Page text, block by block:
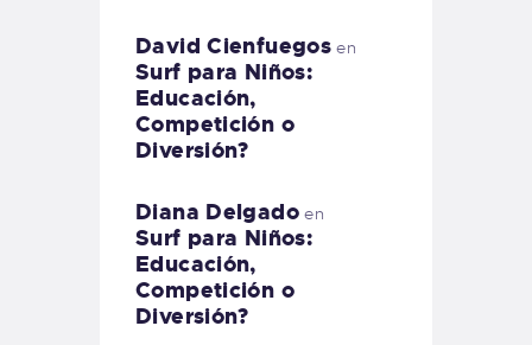
David Cienfuegos en
Surf para Niños:
Educación,
Competición o
Diversión?
Diana Delgadoen
Surf para Niños:
Educación,
Competición o
Diversión?